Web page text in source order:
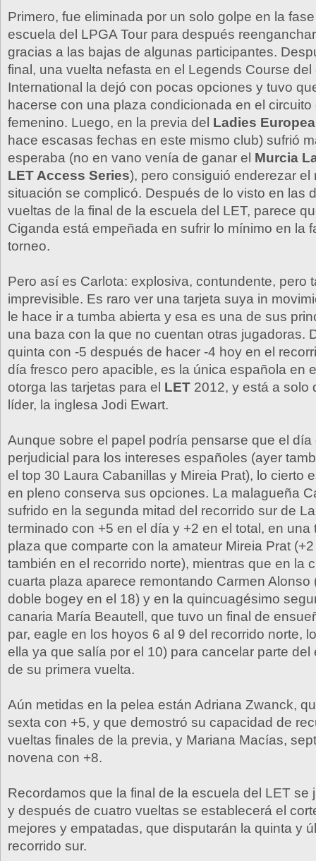
Primero, fue eliminada por un solo golpe en la
escuela del LPGA Tour para después
gracias a las bajas de algunas participantes.
final, una vuelta nefasta en el Legends Course del
International la dejó con pocas opciones y tuvo
hacerse con una plaza condicionada en el
femenino. Luego, en la previa del Ladies
hace escasas fechas en este mismo club) sufrió
esperaba (no en vano venía de ganar el Murcia
LET Access Series), pero consiguió enderezar el
situación se complicó. Después de lo visto en las
vueltas de la final de la escuela del LET, parece
Ciganda está empeñada en sufrir lo mínimo en la
torneo.
Pero así es Carlota: explosiva, contundente, pero
imprevisible. Es raro ver una tarjeta suya in
le hace ir a tumba abierta y esa es una de sus
una baza con la que no cuentan otras jugadoras.
quinta con -5 después de hacer -4 hoy en el
día fresco pero apacible, es la única española en
otorga las tarjetas para el LET 2012, y está a solo
líder, la inglesa Jodi Ewart.
Aunque sobre el papel podría pensarse que el
perjudicial para los intereses españoles (ayer
el top 30 Laura Cabanillas y Mireia Prat), lo cierto
en pleno conserva sus opciones. La malagueña
sufrido en la segunda mitad del recorrido sur de
terminado con +5 en el día y +2 en el total, en una
plaza que comparte con la amateur Mireia Prat
también en el recorrido norte), mientras que en la
cuarta plaza aparece remontando Carmen Alonso
doble bogey en el 18) y en la quincuagésimo
canaria María Beautell, que tuvo un final de
par, eagle en los hoyos 6 al 9 del recorrido norte,
ella ya que salía por el 10) para cancelar parte del
de su primera vuelta.
Aún metidas en la pelea están Adriana Zwanck,
sexta con +5, y que demostró su capacidad de
vueltas finales de la previa, y Mariana Macías,
novena con +8.
Recordamos que la final de la escuela del LET se
y después de cuatro vueltas se establecerá el
mejores y empatadas, que disputarán la quinta y
recorrido sur.